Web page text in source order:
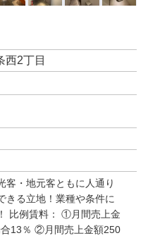
西2丁目
・地元客ともに人通り
きる立地！業種や条件に
比例賃料： ①月間売上金
13％ ②月間売上金額250